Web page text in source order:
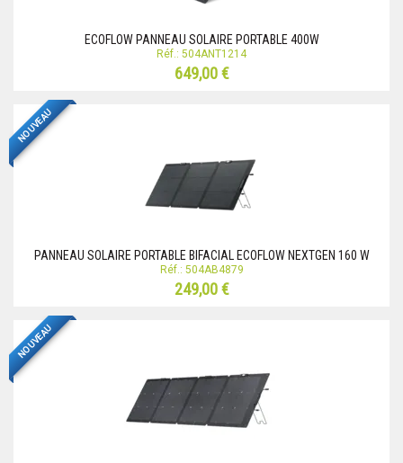
ECOFLOW PANNEAU SOLAIRE PORTABLE 400W
Réf.: 504ANT1214
649,00 €
NOUVEAU
PANNEAU SOLAIRE PORTABLE BIFACIAL ECOFLOW NEXTGEN 160 W
Réf.: 504AB4879
249,00 €
NOUVEAU